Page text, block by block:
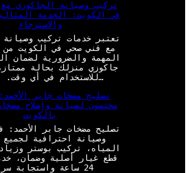
تركيب وصيانة الجاكوزي
في الكويت: الخدمة
والاسترخاء
تعتبر خدمات تركيب وصيانة
مع فني صحي في الكويت من
المهمة والضرورية لضمان
جاكوزي منزلك بحالة
للاستخدام في أي وقت. فنيون…
تصليح مضخات جابر
مختصون لصيانة وإصلاح
بالكويت
تصليح مضخات جابر الأحمد:
وصيانة احترافية لجميع
المياه، تركيب بوستر
قطع غيار أصلية وضمان،
24 ساعة واستجابة سريعة